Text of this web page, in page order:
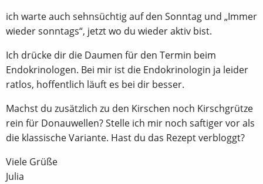
ich warte auch sehnsüchtig auf den Sonntag und „Immer
wieder sonntags“, jetzt wo du wieder aktiv bist.
Ich drücke dir die Daumen für den Termin beim
Endokrinologen. Bei mir ist die Endokrinologin ja leider
ratlos, hoffentlich läuft es bei dir besser.
Machst du zusätzlich zu den Kirschen noch Kirschgrütze
rein für Donauwellen? Stelle ich mir noch saftiger vor als
die klassische Variante. Hast du das Rezept verbloggt?
Viele Grüße
Julia